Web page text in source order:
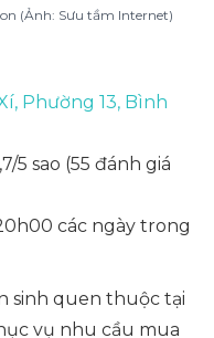
(Ảnh: Sưu tầm Internet)
Phường 13, Bình
5 sao (55 đánh giá
các ngày trong
sinh quen thuộc tại
vụ nhu cầu mua